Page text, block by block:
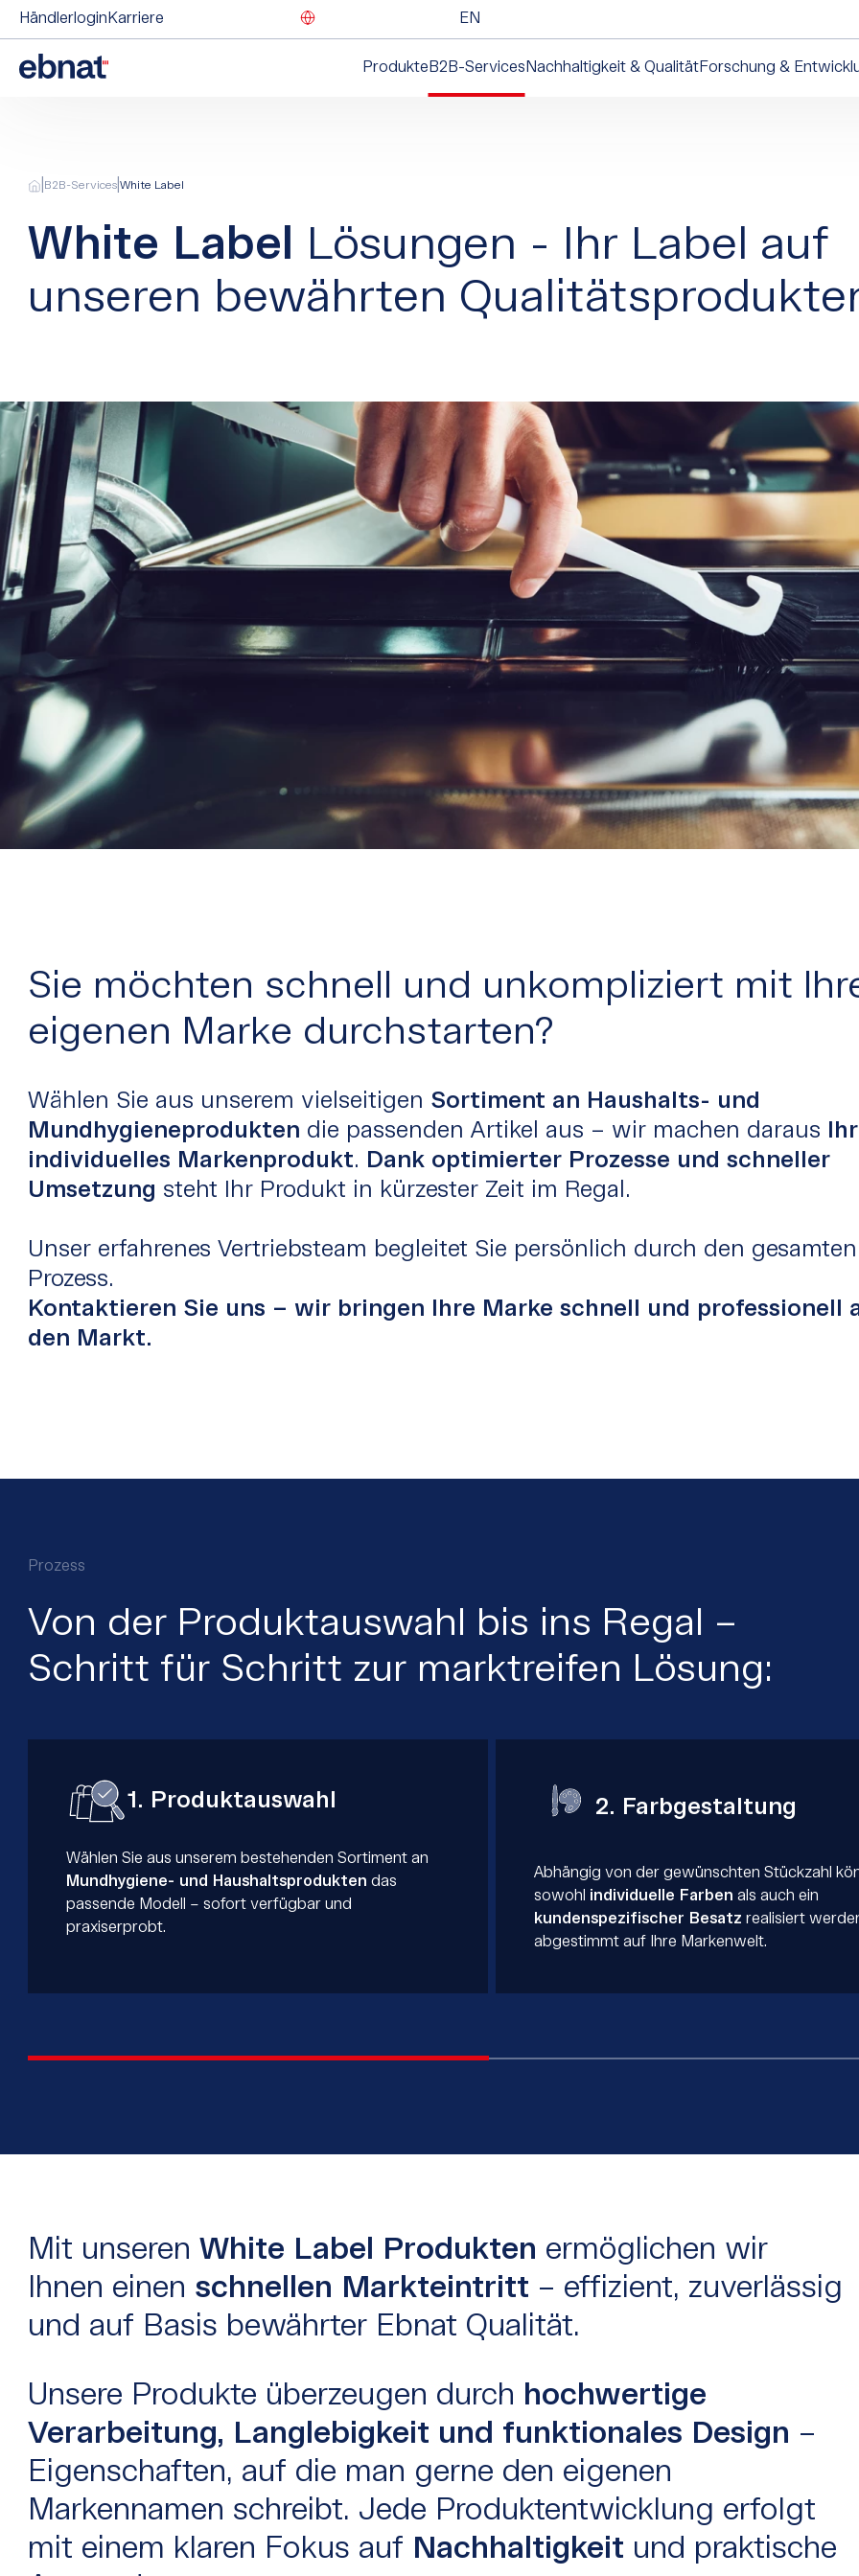
Produkte B2B-Services Nachhaltigkeit & QualitätForschung &
Händlerlogin Karriere EN
B2B-Services |White Label
White Label Lösungen - Ihr Label auf
unseren bewährten
Sie möchten schnell und unkompliziert mit
eigenen Marke durchstarten?
Wählen Sie aus unserem vielseitigen Sortiment an Haushalts- und
Mundhygieneprodukten die passenden Artikel aus – wir machen daraus
Ihr
individuelles Markenprodukt. Dank optimierter Prozesse und schneller
Umsetzung steht Ihr Produkt in kürzester Zeit im Regal.
Unser erfahrenes Vertriebsteam begleitet Sie persönlich durch den gesamten
Prozess.
Kontaktieren Sie uns – wir bringen Ihre Marke schnell und professionell
den Markt.
Prozess
Von der Produktauswahl bis ins Regal –
Schritt für Schritt zur marktreifen Lösung:
1. Produktauswahl
Wählen Sie aus unserem bestehenden Sortiment an
Mundhygiene- und Haushaltsprodukten das
passende Modell – sofort verfügbar und
praxiserprobt.
2. Farbgestaltung
Abhängig von der gewünschten Stückzahl
sowohl individuelle Farben als auch ein
kundenspezifischer Besatz realisiert
abgestimmt auf Ihre Markenwelt.
Mit unserenWhite Label Produkten ermöglichen wir
Ihnen einen schnellen Markteintritt – effizient, zuverlässig
und auf Basis bewährter Ebnat Qualität.
Unsere Produkte überzeugen durch hochwertige
Verarbeitung, Langlebigkeit und funktionales Design –
Eigenschaften, auf die man gerne den eigenen
Markennamen schreibt. Jede Produktentwicklung erfolgt
mit einem klaren Fokus auf Nachhaltigkeit und praktische